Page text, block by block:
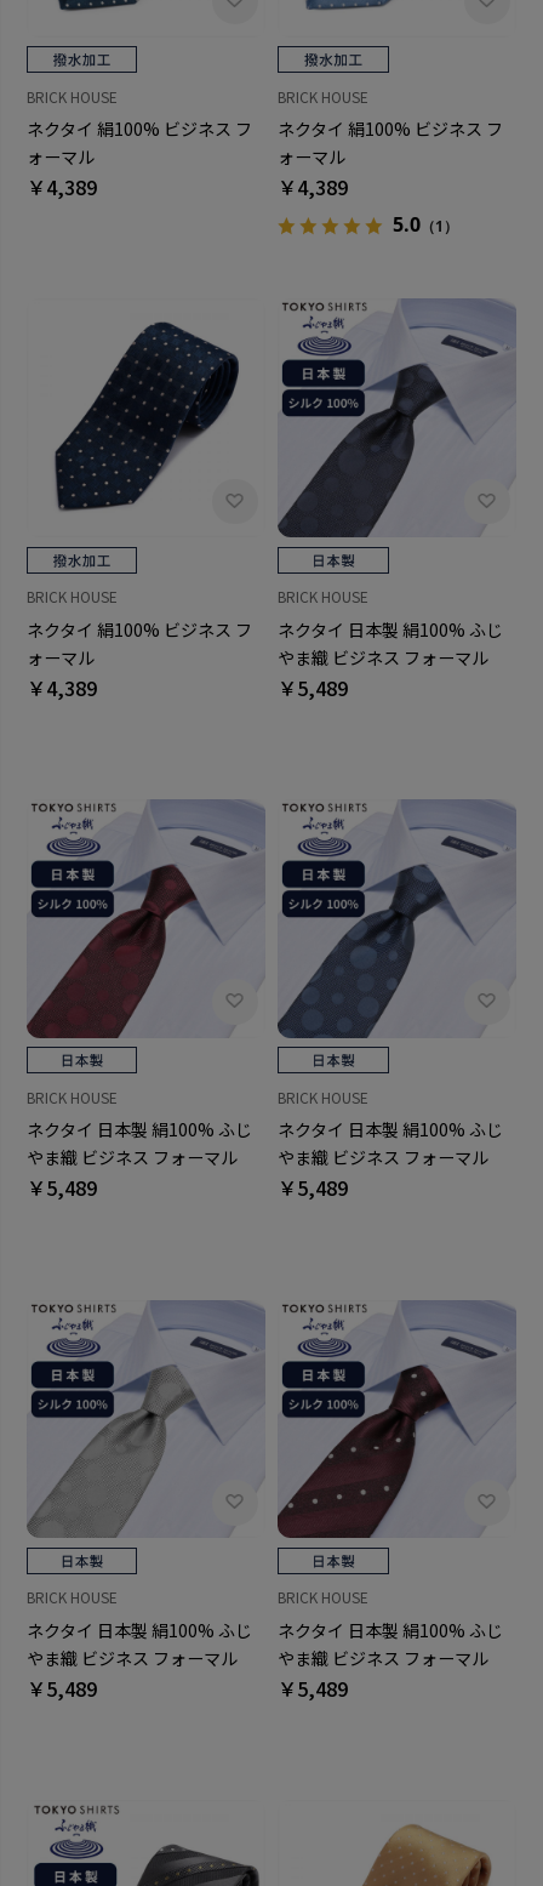
BRICK HOUSE
ネクタイ 絹100% ビジネス フ
ォーマル
￥4,389
BRICK HOUSE
ネクタイ 絹100% ビジネス フ
ォーマル
￥4,389
5.0 （1）
BRICK HOUSE
ネクタイ 絹100% ビジネス フ
ォーマル
￥4,389
BRICK HOUSE
ネクタイ 日本製 絹100% ふじ
やま織 ビジネス フォーマル
￥5,489
BRICK HOUSE
ネクタイ 日本製 絹100% ふじ
やま織 ビジネス フォーマル
￥5,489
BRICK HOUSE
ネクタイ 日本製 絹100% ふじ
やま織 ビジネス フォーマル
￥5,489
BRICK HOUSE
ネクタイ 日本製 絹100% ふじ
やま織 ビジネス フォーマル
￥5,489
BRICK HOUSE
ネクタイ 日本製 絹100% ふじ
やま織 ビジネス フォーマル
￥5,489